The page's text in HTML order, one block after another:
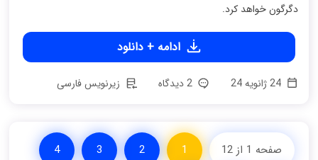
دگرگون خواهد کرد.
ادامه + دانلود
24 ژانویه 24 2 دیدگاه زیرنویس فارسی
صفحه 1 از 12 1
2
3
4